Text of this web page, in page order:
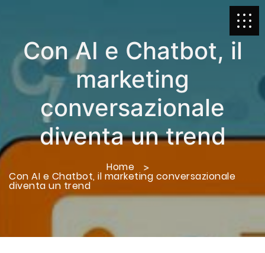
Con AI e Chatbot, il
marketing
conversazionale
diventa un trend
Home
Con AI e Chatbot, il marketing conversazionale
diventa un trend